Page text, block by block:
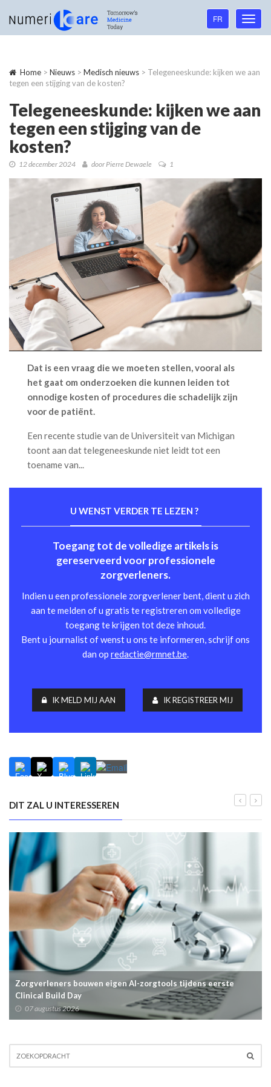
Language
navigation
FR
Home > Nieuws > Medisch nieuws > Telegeneeskunde: kijken we aan
tegen een stijging van de kosten?
Telegeneeskunde: kijken we aan
tegen een stijging van de
kosten?
12 december 2024 door Pierre Dewaele 1
Dat is een vraag die we moeten stellen, vooral als
het gaat om onderzoeken die kunnen leiden tot
onnodige kosten of procedures die schadelijk zijn
voor de patiënt.
Een recente studie van de Universiteit van Michigan
toont aan dat telegeneeskunde niet leidt tot een
toename van...
U WENST VERDER TE LEZEN ?
Toegang tot de volledige artikels is
gereserveerd voor professionele
zorgverleners.
Indien u een professionele zorgverlener bent, dient u zich
aan te melden of u gratis te registreren om volledige
toegang te krijgen tot deze inhoud.
Bent u journalist of wenst u ons te informeren, schrijf ons
dan op redactie@rmnet.be.
IK MELD MIJ AAN IK REGISTREER MIJ
DIT ZAL U INTERESSEREN
Zorgverleners bouwen eigen AI-zorgtools tijdens eerste
Clinical Build Day
07 augustus 2026